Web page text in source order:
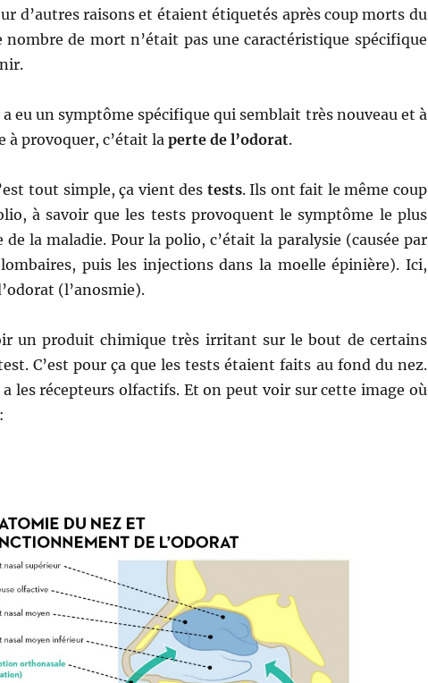
d’autres raisons et étaient étiquetés après coup morts du
nombre de mort n’était pas une caractéristique spécifique
eu un symptôme spécifique qui semblait très nouveau et à
à provoquer, c’était la perte de l’odorat.
tout simple, ça vient des tests. Ils ont fait le même coup
à savoir que les tests provoquent le symptôme le plus
de la maladie. Pour la polio, c’était la paralysie (causée par
puis les injections dans la moelle épinière). Ici,
(l’anosmie).
un produit chimique très irritant sur le bout de certains
C’est pour ça que les tests étaient faits au fond du nez.
a les récepteurs olfactifs. Et on peut voir sur cette image où